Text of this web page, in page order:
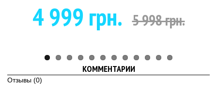
4 999 грн. 5 998 грн.
КОММЕНТАРИИ
Отзывы (0)